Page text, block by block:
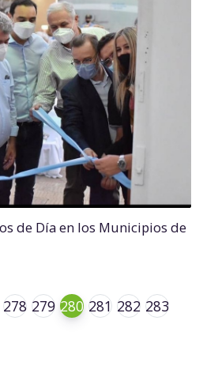
de Día en los Municipios de
278 279 280 281 282 283